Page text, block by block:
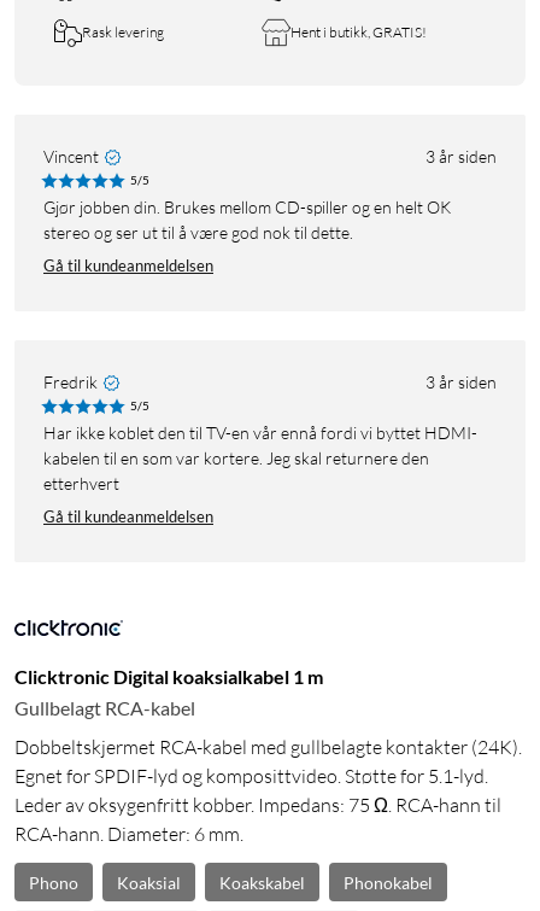
Rask levering Hent i butikk, GRATIS!
Vincent 3 år siden
5/5
Gjør jobben din. Brukes mellom CD-spiller og en helt OK
stereo og ser ut til å være god nok til dette.
Gå til kundeanmeldelsen
Fredrik 3 år siden
5/5
Har ikke koblet den til TV-en vår ennå fordi vi byttet HDMI-
kabelen til en som var kortere. Jeg skal returnere den
etterhvert
Gå til kundeanmeldelsen
Clicktronic Digital koaksialkabel 1 m
Gullbelagt RCA-kabel
Dobbeltskjermet RCA-kabel med gullbelagte kontakter (24K).
Egnet for SPDIF-lyd og komposittvideo. Støtte for 5.1-lyd.
Leder av oksygenfritt kobber. Impedans: 75 Ω. RCA-hann til
RCA-hann. Diameter: 6 mm.
Phono Koaksial Koakskabel Phonokabel